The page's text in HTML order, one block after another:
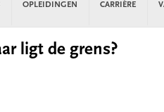
OPLEIDINGEN CARRIÈRE
ligt de grens?